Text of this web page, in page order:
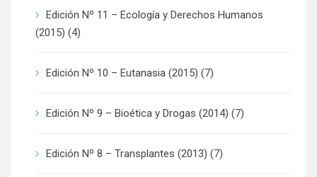
Edición Nº 11 – Ecología y Derechos Humanos
(2015) (4)
Edición Nº 10 – Eutanasia (2015) (7)
Edición Nº 9 – Bioética y Drogas (2014) (7)
Edición Nº 8 – Transplantes (2013) (7)